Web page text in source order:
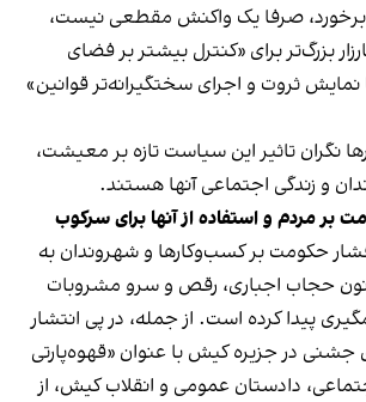
صرفا یک واکنش مقطعی نیست،
بزرگ‌تر برای «کنترل بیشتر بر فضای
نمایش ثروت و اجرای سختگیرانه‌تر قوانین»
نگران تاثیر این سیاست‌ تازه بر معیشت،
و زندگی اجتماعی آنها هستند.
بر مردم و استفاده از آنها برای سرکوب
حکومت بر کسب‌وکارها و شهروندان به
حجاب اجباری، رقص و سرو مشروبات
پیدا کرده است. از جمله، در پی انتشار
جشنی در جزیره کیش با عنوان «قهوه‌پارتی
دادستان عمومی و انقلاب کیش، از